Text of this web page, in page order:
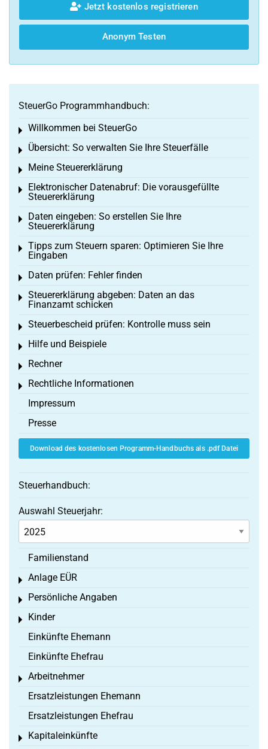
Jetzt kostenlos registrieren
Anonym Testen
SteuerGo Programmhandbuch:
Willkommen bei SteuerGo
Toggle menu
Übersicht: So verwalten Sie Ihre Steuerfälle
Toggle menu
Meine Steuererklärung
Toggle menu
Elektronischer Datenabruf: Die vorausgefüllte
Steuererklärung
Toggle menu
Daten eingeben: So erstellen Sie Ihre
Steuererklärung
Toggle menu
Tipps zum Steuern sparen: Optimieren Sie Ihre
Eingaben
Toggle menu
Daten prüfen: Fehler finden
Toggle menu
Steuererklärung abgeben: Daten an das
Finanzamt schicken
Toggle menu
Steuerbescheid prüfen: Kontrolle muss sein
Toggle menu
Hilfe und Beispiele
Toggle menu
Rechner
Toggle menu
Rechtliche Informationen
Toggle menu
Impressum
Presse
Download des kostenlosen Programm-Handbuchs als .pdf Datei
Steuerhandbuch:
Auswahl Steuerjahr:
Familienstand
Anlage EÜR
Toggle menu
Persönliche Angaben
Toggle menu
Kinder
Toggle menu
Einkünfte Ehemann
Einkünfte Ehefrau
Arbeitnehmer
Toggle menu
Ersatzleistungen Ehemann
Ersatzleistungen Ehefrau
Kapitaleinkünfte
Toggle menu